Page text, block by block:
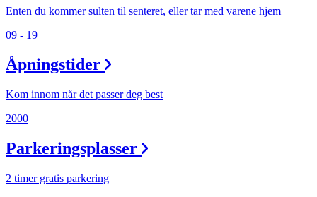
Enten du kommer sulten til senteret, eller tar med varene hjem
09 - 19
Åpningstider
Kom innom når det passer deg best
2000
Parkeringsplasser
2 timer gratis parkering